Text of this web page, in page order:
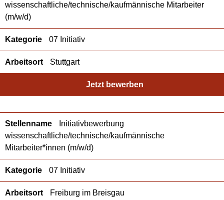
wissenschaftliche/technische/kaufmännische Mitarbeiter
(m/w/d)
07 Initiativ
Stuttgart
Jetzt bewerben
Initiativbewerbung
wissenschaftliche/technische/kaufmännische
Mitarbeiter*innen (m/w/d)
07 Initiativ
Freiburg im Breisgau